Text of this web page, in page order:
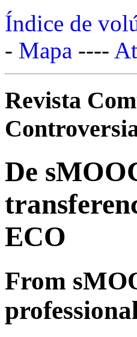
Índice de
- Mapa ----
Revista
De
ECO
From